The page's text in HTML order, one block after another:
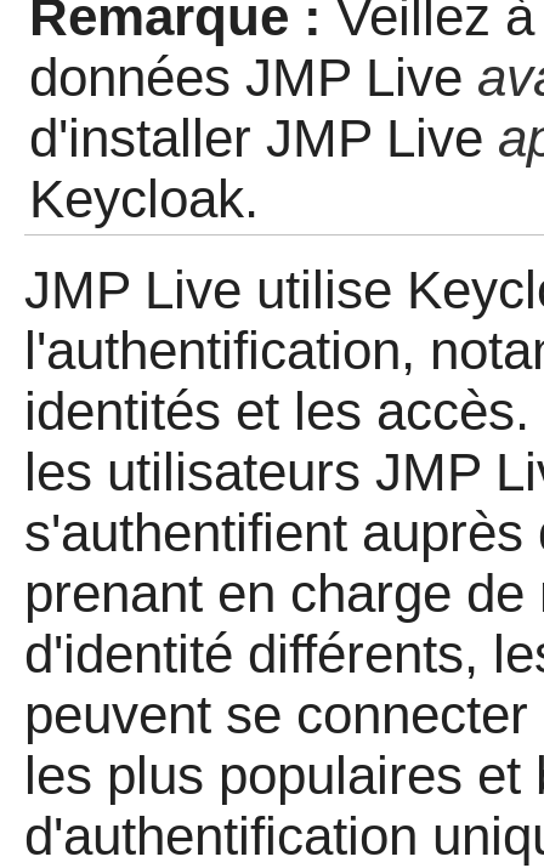
Remarque : Veillez
données JMP Live
d'installer JMP Live
Keycloak.
JMP Live utilise
l'authentification,
identités et les
les utilisateurs JMP
s'authentifient
prenant en charge
d'identité différents,
peuvent se
les plus populaires
d'authentification